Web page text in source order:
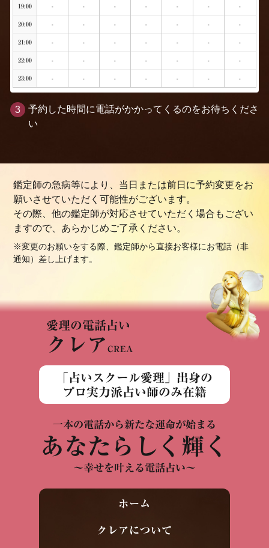
19:00 - - - - - - -
20:00 - - - - - - -
21:00 - - - - - - -
22:00 - - - - - - -
23:00 - - - - - - -
予約した時間に電話がかかってくるのをお待ちくださ
い
鑑定師の急病等により、当日または前日に予約変更をお
願いさせていただく可能性がございます。
その際、他の鑑定師が対応させていただく場合もござい
ますので、あらかじめご了承ください。
※変更のお願いをする際、鑑定師から直接お客様にお電話（非
通知）差し上げます。
愛理の電話占い
クレア CREA
「占いスクール愛理」出身の
プロ実力派占い師のみ在籍
一本の電話から新たな運命が始まる
あなたらしく輝く
～幸せを叶える電話占い～
ホーム
クレアについて